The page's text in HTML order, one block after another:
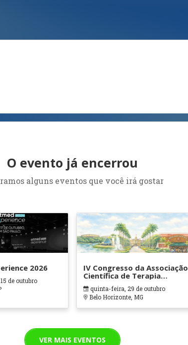
O evento já encerrou
alguns eventos que você irá gostar
2026
de outubro
IV Congresso da Associação
Científica de Terapia
Ocupacional em Contextos
Hospitalares e Cuidados
Paliativos - ATOHOSP
quinta-feira, 29 de outubro
Belo Horizonte, MG
VER MAIS EVENTOS